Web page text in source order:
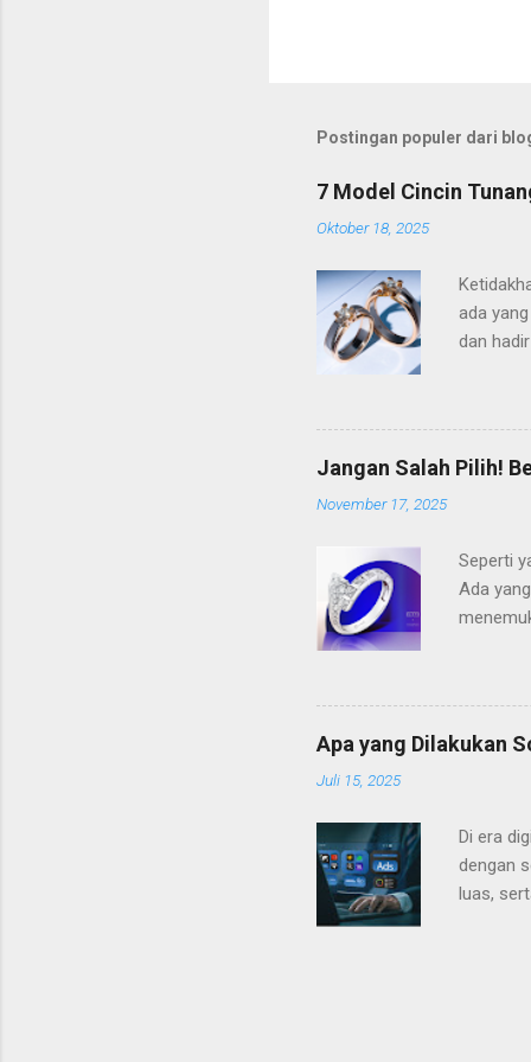
Postingan populer dari
7 Model Cincin
Oktober 18, 2025
ada
dan
semoga
Model
Jangan Salah Pilih!
November 17, 2025
Seperti
Ada
yang
yang
maka
Apa yang Dilakukan
Juli 15, 2025
Di era
dengan
luas,
bisa